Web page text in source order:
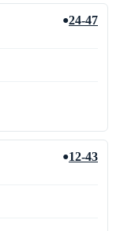
●24-47
●12-43